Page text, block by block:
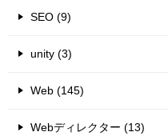
SEO (9)
unity (3)
Web (145)
Webディレクター (13)